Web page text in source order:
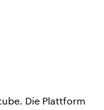
Die Plattform